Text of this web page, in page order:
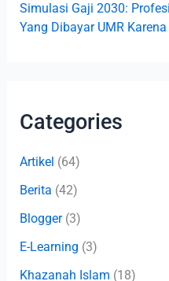
Simulasi Gaji 2030:
Yang Dibayar UMR Karena
Categories
Artikel (64)
Berita (42)
Blogger(3)
E-Learning (3)
Khazanah Islam (18)